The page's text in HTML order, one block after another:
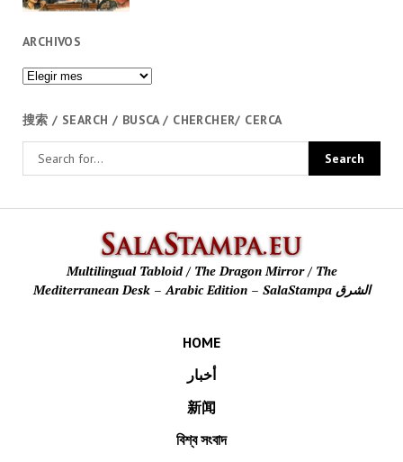
ARCHIVOS
Archivos
搜索 / SEARCH / BUSCA / CHERCHER/ CERCA
Multilingual Tabloid / The Dragon Mirror / The
Mediterranean Desk – Arabic Edition – SalaStampa الشرق
HOME
أخبار
新闻
বিশ্ব সংবাদ